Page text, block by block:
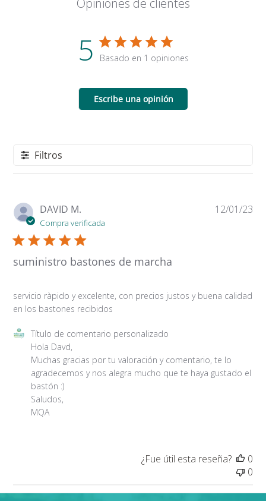
5 Basado en 1 opiniones
Escribe una opinión
Filtros
DAVID M.
Compra verificada
suministro bastones de marcha
servicio ràpido y excelente, con precios justos y buena calidad
en los bastones recibidos
Comentarios del propietario de la tienda sobre la
Título de comentario personalizado
Hola Davd,
Muchas gracias por tu valoración y comentario, te lo
agradecemos y nos alegra mucho que te haya gustado el
bastón :)
Saludos,
MQA
12/01/23
¿Fue útil esta reseña?
0
0